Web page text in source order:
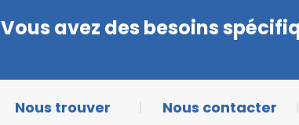
Vous avez des besoins
Nous trouver Nous contacter